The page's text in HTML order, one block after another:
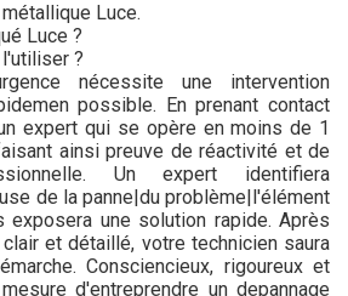
Luce.
Luce ?
?
nécessite une intervention
possible. En prenant contact
expert qui se opère en moins de 1
ainsi preuve de réactivité et de
Un expert identifiera
de la panne|du problème|l'élément
exposera une solution rapide. Après
et détaillé, votre technicien saura
Consciencieux, rigoureux et
d'entreprendre un depannage